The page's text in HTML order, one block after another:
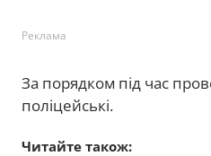
Реклама
За порядком під час
поліцейські.
Читайте також: